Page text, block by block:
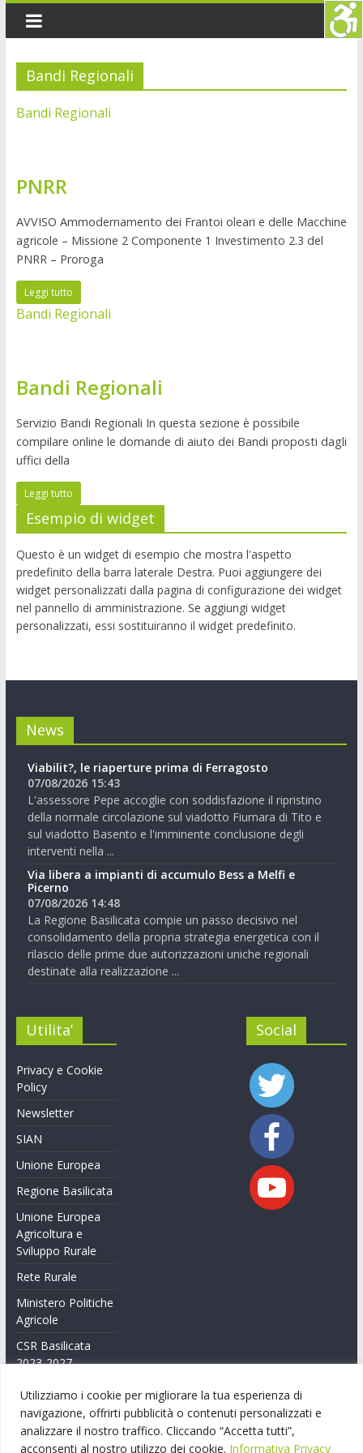
Utilizziamo i cookie per migliorare la tua esperienza di
navigazione, offrirti pubblicità o contenuti personalizzati e
analizzare il nostro traffico. Cliccando “Accetta tutti”,
acconsenti al nostro utilizzo dei cookie. Informativa Privacy
Bandi Regionali
Bandi Regionali
PNRR
AVVISO Ammodernamento dei Frantoi oleari e delle Macchine
agricole – Missione 2 Componente 1 Investimento 2.3 del
PNRR – Proroga
Leggi tutto
Bandi Regionali
Bandi Regionali
Servizio Bandi Regionali In questa sezione è possibile
compilare online le domande di aiuto dei Bandi proposti dagli
uffici della
Leggi tutto
Esempio di widget
Questo è un widget di esempio che mostra l'aspetto
predefinito della barra laterale Destra. Puoi aggiungere dei
widget personalizzati dalla pagina di configurazione dei widget
nel pannello di amministrazione. Se aggiungi widget
personalizzati, essi sostituiranno il widget predefinito.
News
Viabilit?, le riaperture prima di Ferragosto
07/08/2026 15:43
L'assessore Pepe accoglie con soddisfazione il ripristino
della normale circolazione sul viadotto Fiumara di Tito e
sul viadotto Basento e l'imminente conclusione degli
interventi nella ...
Via libera a impianti di accumulo Bess a Melfi e
Picerno
07/08/2026 14:48
La Regione Basilicata compie un passo decisivo nel
consolidamento della propria strategia energetica con il
rilascio delle prime due autorizzazioni uniche regionali
destinate alla realizzazione ...
Utilita’
Privacy e Cookie
Policy
Newsletter
SIAN
Unione Europea
Regione Basilicata
Unione Europea
Agricoltura e
Sviluppo Rurale
Rete Rurale
Ministero Politiche
Agricole
CSR Basilicata
2023-2027
Feasr Basilicata
2014-2020
Feasr Basilicata
2007-2014
Social